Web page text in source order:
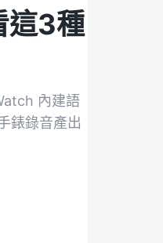
這3種
內建語
錶錄音產出